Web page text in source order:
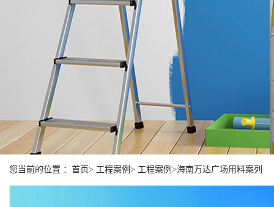
您当前的位置 ：首页> 工程案例> 工程案例>海南万达广场用料案列